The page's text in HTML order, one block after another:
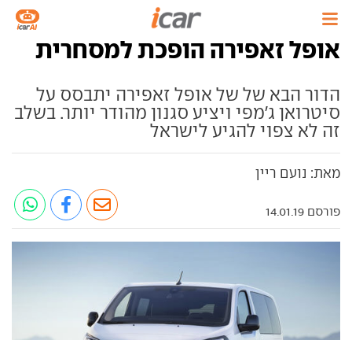
אופל זאפירה הופכת למסחרית
הדור הבא של של אופל זאפירה יתבסס על
סיטרואן ג'מפי ויציע סגנון מהודר יותר. בשלב
זה לא צפוי להגיע לישראל
מאת: נועם ריין
פורסם 14.01.19